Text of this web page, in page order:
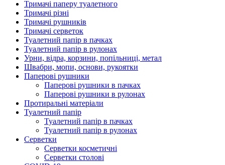
Тримачі паперу туалетного
Тримачі різні
Тримачі рушників
Тримачі серветок
Туалетний папір в пачках
Туалетний папір в рулонах
Урни, відра, корзини, попільниці, метал
Швабри, мопи, основи, рукоятки
Паперові рушники
Паперові рушники в пачках
Паперові рушники в рулонах
Протиральні матеріали
Туалетний папір
Туалетний папір в пачках
Туалетний папір в рулонах
Серветки
Серветки косметичні
Серветки столові